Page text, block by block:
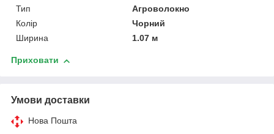
Тип
Агроволокно
Колір
Чорний
Ширина
1.07 м
Приховати
Умови доставки
Нова Пошта